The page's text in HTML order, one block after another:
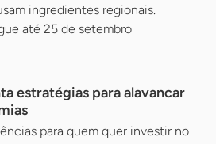
ingredientes regionais.
até 25 de setembro
estratégias para alavancar
para quem quer investir no